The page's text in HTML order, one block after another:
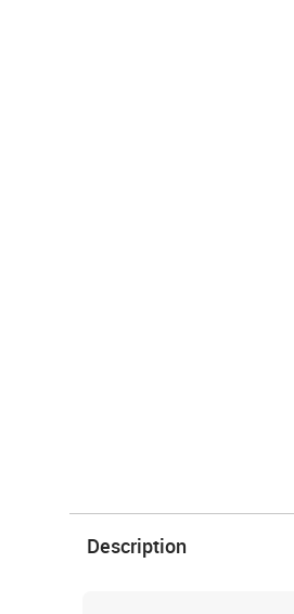
Description